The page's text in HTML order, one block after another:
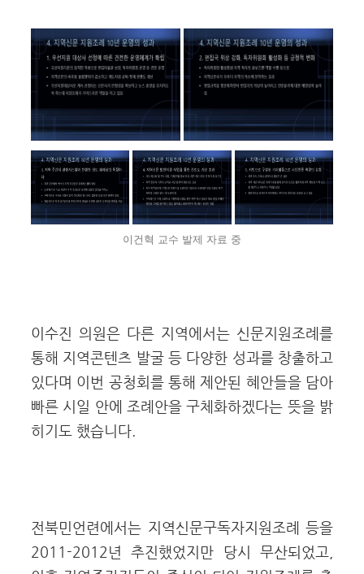
이건혁 교수 발제 자료 중
이수진 의원은 다른 지역에서는 신문지원조례를
통해 지역콘텐츠 발굴 등 다양한 성과를 창출하고
있다며 이번 공청회를 통해 제안된 혜안들을 담아
빠른 시일 안에 조례안을 구체화하겠다는 뜻을 밝
히기도 했습니다.
전북민언련에서는 지역신문구독자지원조례 등을
2011-2012년 추진했었지만 당시 무산되었고,